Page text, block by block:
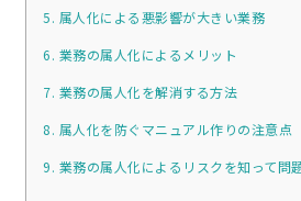
5. 属人化による悪影響が大きい業務
6. 業務の属人化によるメリット
7. 業務の属人化を解消する方法
8. 属人化を防ぐマニュアル作りの注意点
9. 業務の属人化によるリスクを知って問